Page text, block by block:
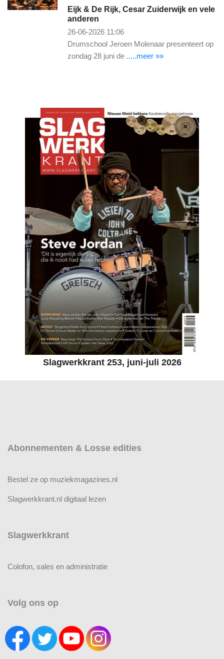
Eijk & De Rijk, Cesar Zuiderwijk en vele
anderen
26-06-2026 11:06
Drumschool Jeroen Molenaar presenteert op
zondag 28 juni de .....meer »»
Slagwerkkrant 253, juni-juli 2026
Abonnementen & Losse edities
Bestel ze op muziekmagazines.nl
Slagwerkkrant.nl digitaal lezen
Slagwerkkrant
Colofon, sales en administratie
Volg ons op